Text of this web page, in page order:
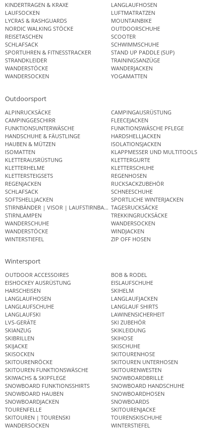
KINDERTRAGEN & KRAXE
LANGLAUFHOSEN
LAUFSOCKEN
LUFTMATRATZEN
LYCRAS & RASHGUARDS
MOUNTAINBIKE
NORDIC WALKING STÖCKE
OUTDOORSCHUHE
REISETASCHEN
SCOOTER
SCHLAFSACK
SCHWIMMSCHUHE
SPORTUHREN & FITNESSTRACKER
STAND UP PADDLE (SUP)
STRANDKLEIDER
TRAININGSANZÜGE
WANDERSTÖCKE
WANDERJACKEN
WANDERSOCKEN
YOGAMATTEN
Outdoorsport
ALPINRUCKSÄCKE
CAMPINGAUSRÜSTUNG
CAMPINGGESCHIRR
FLEECEJACKEN
FUNKTIONSUNTERWÄSCHE
FUNKTIONSWÄSCHE PFLEGE
HANDSCHUHE & FÄUSTLINGE
HARDSHELLJACKEN
HAUBEN & MÜTZEN
ISOLATIONSJACKEN
ISOMATTEN
KLAPPMESSER UND MULTITOOLS
KLETTERAUSRÜSTUNG
KLETTERGURTE
KLETTERHELME
KLETTERSCHUHE
KLETTERSTEIGSETS
REGENHOSEN
REGENJACKEN
RUCKSACKZUBEHÖR
SCHLAFSACK
SCHNEESCHUHE
SOFTSHELLJACKEN
SPORTLICHE WINTERJACKEN
STIRNBÄNDER | VISOR | LAUFSTIRNBANDTAGESRUCKSÄCKE
STIRNLAMPEN
TREKKINGRUCKSÄCKE
WANDERSCHUHE
WANDERSOCKEN
WANDERSTÖCKE
WINDJACKEN
WINTERSTIEFEL
ZIP OFF HOSEN
Wintersport
OUTDOOR ACCESSOIRES
BOB & RODEL
EISHOCKEY AUSRÜSTUNG
EISLAUFSCHUHE
HARSCHEISEN
SKIHELM
LANGLAUFHOSEN
LANGLAUFJACKEN
LANGLAUFSCHUHE
LANGLAUF SHIRTS
LANGLAUFSKI
LAWINENSICHERHEIT
LVS-GERÄTE
SKI ZUBEHÖR
SKIANZUG
SKIKLEIDUNG
SKIBRILLEN
SKIHOSE
SKIJACKE
SKISCHUHE
SKISOCKEN
SKITOURENHOSE
SKITOURENRÖCKE
SKITOUREN UNTERHOSEN
SKITOUREN FUNKTIONSWÄSCHE
SKITOURENWESTEN
SKIWACHS & SKIPFLEGE
SNOWBOARDBRILLE
SNOWBOARD FUNKTIONSSHIRTS
SNOWBOARD HANDSCHUHE
SNOWBOARD HAUBEN
SNOWBOARDHOSEN
SNOWBOARDJACKEN
SNOWBOARDS
TOURENFELLE
SKITOURENJACKE
SKITOUREN | TOURENSKI
TOURENSKISCHUHE
WANDERSOCKEN
WINTERSTIEFEL